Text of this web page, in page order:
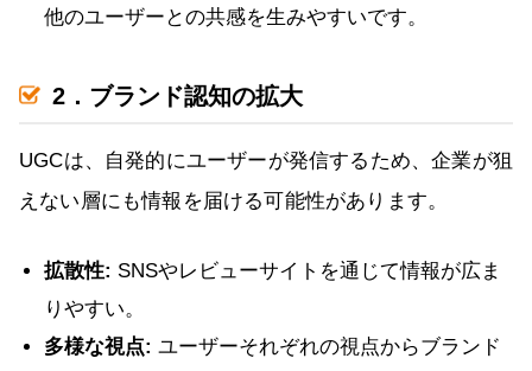
他のユーザーとの共感を生みやすいです。
2．ブランド認知の拡大
UGCは、自発的にユーザーが発信するため、企業が狙
えない層にも情報を届ける可能性があります。
拡散性: SNSやレビューサイトを通じて情報が広ま
りやすい。
多様な視点: ユーザーそれぞれの視点からブランド